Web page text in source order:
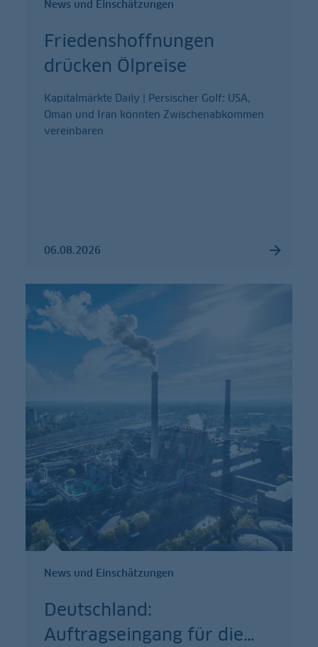
News und Einschätzungen
Friedenshoffnungen
drücken Ölpreise
Kapitalmärkte Daily | Persischer Golf: USA,
Oman und Iran könnten Zwischenabkommen
vereinbaren
06.08.2026
News und Einschätzungen
Deutschland:
Auftragseingang für die…